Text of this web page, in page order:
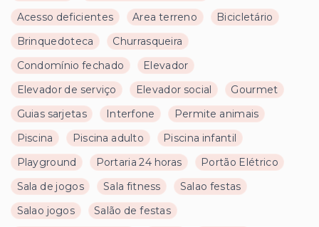
Acesso deficientes
Area terreno
Bicicletário
Brinquedoteca
Churrasqueira
Condomínio fechado
Elevador
Elevador de serviço
Elevador social
Gourmet
Guias sarjetas
Interfone
Permite animais
Piscina
Piscina adulto
Piscina infantil
Playground
Portaria 24 horas
Portão Elétrico
Sala de jogos
Sala fitness
Salao festas
Salao jogos
Salão de festas